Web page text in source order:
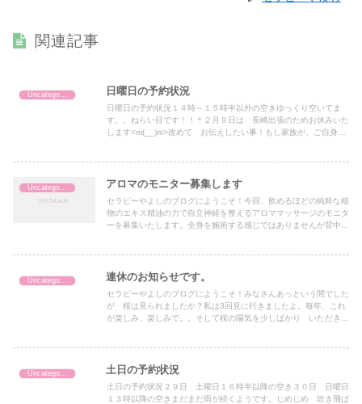
関連記事
Uncategorized 日曜日の予約状況
日曜日の予約状況１４時～１５時半以外の空きゆっくり空いてま
す。。ねらい目です！！＊２月９日は 長崎出張のためお休みいた
します<m(__)m>改めて お伝えしたい事！もし家族が、ご自身が
Uncategorized アロマのモニター募集します
セラピーやよしのブログにようこそ！今回、飲めるほどの純粋な植
物のエキス精油の力で自立神経を整えるアロママッサージのモニタ
ーを募集いたします。全身を施術する感じではありませんが背中の
Uncategorized 連休のお知らせです。
セラピーやよしのブログにようこそ！みなさんあっという間でした
が 桜は見られましたか？私は3回見に行きましたよ。毎年、これ
が楽しみ、楽しみで。。そして桜の陽気を少しばかり いただき今
Uncategorized 土日の予約状況
土日の予約状況２９日 土曜日１６時半以降の空き３０日 日曜日
１３時以降の空きまだまだ雨が続くようです。じめじめ 吹き飛ば